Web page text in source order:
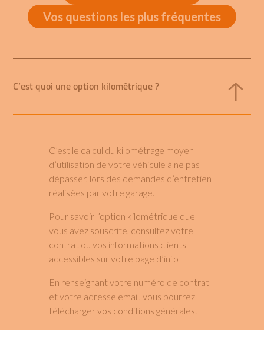
Vos questions les plus fréquentes
C’est quoi une option kilométrique ?
C’est le calcul du kilométrage moyen
d’utilisation de votre véhicule à ne pas
dépasser, lors des demandes d’entretien
réalisées par votre garage.
Pour savoir l’option kilométrique que
vous avez souscrite, consultez votre
contrat ou vos informations clients
accessibles sur votre page d’info
En renseignant votre numéro de contrat
et votre adresse email, vous pourrez
télécharger vos conditions générales.